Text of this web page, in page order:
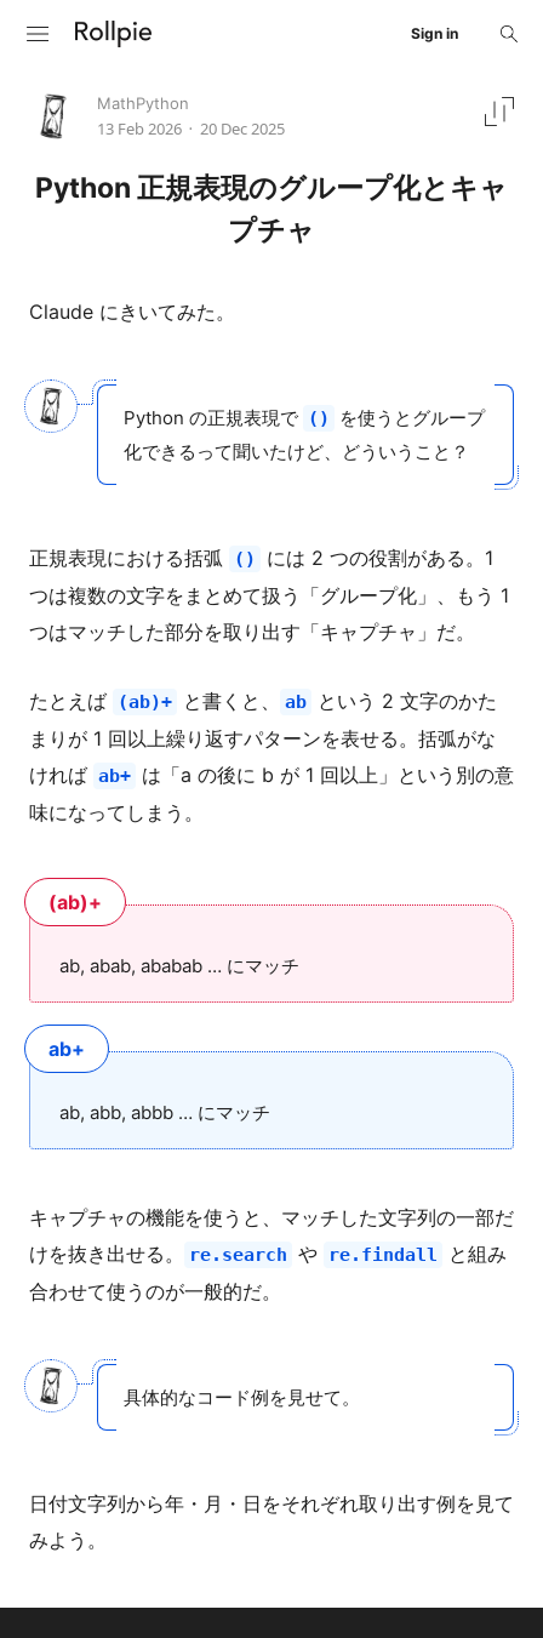
Sign in
MathPython
13 Feb 2026 • 20 Dec 2025
Python 正規表現のグループ化とキャ
プチャ
Claude にきいてみた。
Python の正規表現で ()
を使うとグループ
化できるって聞いたけど、どういうこと？
正規表現における括弧 ()
には 2 つの役割がある。1
つは複数の文字をまとめて扱う「グループ化」、もう 1
つはマッチした部分を取り出す「キャプチャ」だ。
たとえば (ab)+ と書くと、 ab
という 2 文字のかた
まりが 1 回以上繰り返すパターンを表せる。括弧がな
ければ ab+ は「a の後に b が 1 回以上」という別の意
味になってしまう。
(ab)+
ab, abab, ababab … にマッチ
ab+
ab, abb, abbb … にマッチ
キャプチャの機能を使うと、マッチした文字列の一部だ
けを抜き出せる。
re.search や re.findall
と組み
合わせて使うのが一般的だ。
具体的なコード例を見せて。
日付文字列から年・月・日をそれぞれ取り出す例を見て
みよう。